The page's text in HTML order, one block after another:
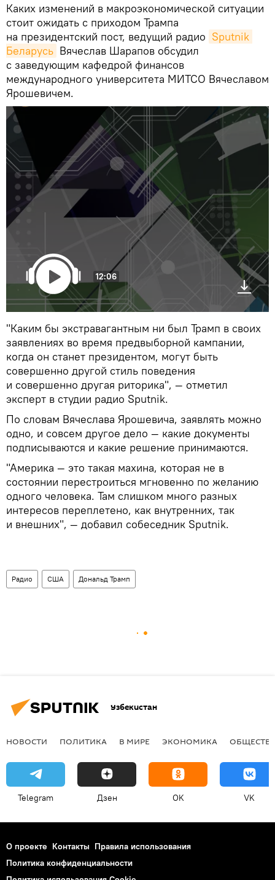
Каких изменений в макроэкономической ситуации
стоит ожидать с приходом Трампа
на президентский пост, ведущий радио Sputnik
Беларусь Вячеслав Шарапов обсудил
с заведующим кафедрой финансов
международного университета МИТСО Вячеславом
Ярошевичем.
12:06
"Каким бы экстравагантным ни был Трамп в своих
заявлениях во время предвыборной кампании,
когда он станет президентом, могут быть
совершенно другой стиль поведения
и совершенно другая риторика", — отметил
эксперт в студии радио Sputnik.
По словам Вячеслава Ярошевича, заявлять можно
одно, и совсем другое дело — какие документы
подписываются и какие решение принимаются.
"Америка — это такая махина, которая не в
состоянии перестроиться мгновенно по желанию
одного человека. Там слишком много разных
интересов переплетено, как внутренних, так
и внешних", — добавил собеседник Sputnik.
Радио США Дональд Трамп
Узбекистан
НОВОСТИ ПОЛИТИКА В МИРЕ ЭКОНОМИКА
Telegram Дзен OK VK
О проекте Контакты Правила использования
Политика конфиденциальности